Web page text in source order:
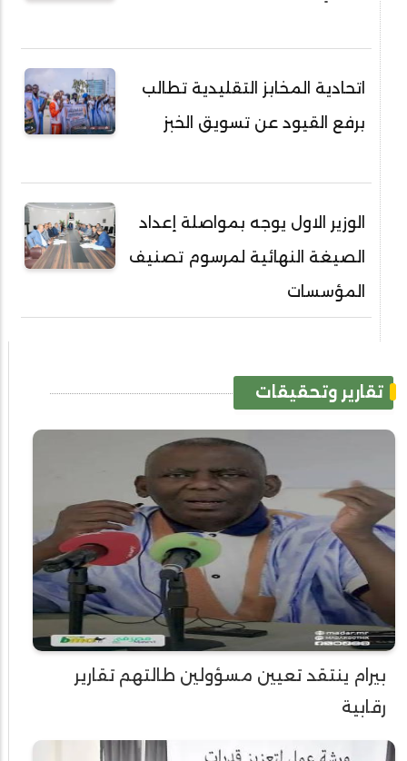
اتحادية المخابز التقليدية تطالب
برفع القيود عن تسويق الخبز
الوزير الاول يوجه بمواصلة إعداد
الصيغة النهائية لمرسوم تصنيف
المؤسسات
تقارير وتحقيقات
بيرام ينتقد تعيين مسؤولين طالتهم تقارير
رقابية